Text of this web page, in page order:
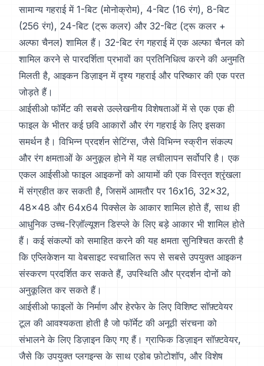
सामान्य गहराई में 1-बिट (मोनोक्रोम), 4-बिट (16 रंग), 8-बिट
(256 रंग), 24-बिट (ट्रू कलर) और 32-बिट (ट्रू कलर +
अल्फा चैनल) शामिल हैं। 32-बिट रंग गहराई में एक अल्फा चैनल को
शामिल करने से पारदर्शिता प्रभावों का प्रतिनिधित्व करने की अनुमति
मिलती है, आइकन डिज़ाइन में दृश्य गहराई और परिष्कार की एक परत
जोड़ते हैं।
आईसीओ फॉर्मेट की सबसे उल्लेखनीय विशेषताओं में से एक एक ही
फाइल के भीतर कई छवि आकारों और रंग गहराई के लिए इसका
समर्थन है। विभिन्न प्रदर्शन सेटिंग्स, जैसे विभिन्न स्क्रीन संकल्प
और रंग क्षमताओं के अनुकूल होने में यह लचीलापन सर्वोपरि है। एक
एकल आईसीओ फाइल आइकनों को आयामों की एक विस्तृत श्रृंखला
में संग्रहीत कर सकती है, जिसमें आमतौर पर 16x16, 32x32,
48x48 और 64x64 पिक्सेल के आकार शामिल होते हैं, साथ ही
आधुनिक उच्च-रिज़ॉल्यूशन डिस्प्ले के लिए बड़े आकार भी शामिल होते
हैं। कई संकल्पों को समाहित करने की यह क्षमता सुनिश्चित करती है
कि एप्लिकेशन या वेबसाइट स्वचालित रूप से सबसे उपयुक्त आइकन
संस्करण प्रदर्शित कर सकते हैं, उपस्थिति और प्रदर्शन दोनों को
अनुकूलित कर सकते हैं।
आईसीओ फाइलों के निर्माण और हेरफेर के लिए विशिष्ट सॉफ़्टवेयर
टूल की आवश्यकता होती है जो फॉर्मेट की अनूठी संरचना को
संभालने के लिए डिज़ाइन किए गए हैं। ग्राफिक डिज़ाइन सॉफ़्टवेयर,
जैसे कि उपयुक्त प्लगइन्स के साथ एडोब फ़ोटोशॉप, और विशेष